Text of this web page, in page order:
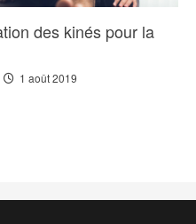
des kinés pour la
1 août 2019